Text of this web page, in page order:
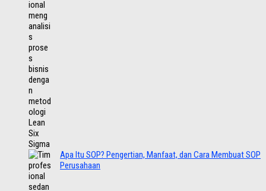
Apa Itu SOP? Pengertian, Manfaat, dan Cara Membuat SOP
Perusahaan